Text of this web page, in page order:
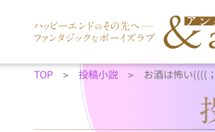
TOP 投稿小説 お酒は怖い((((